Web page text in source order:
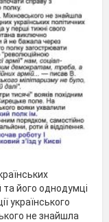
його однодумці
українського
не знайшла